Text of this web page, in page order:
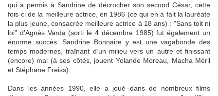
qui a permis à Sandrine de décrocher son second César, cette
fois-ci de la meilleure actrice, en 1986 (ce qui en a fait la lauréate
la plus jeune, consacrée meilleure actrice à 18 ans) : "Sans toit ni
loi" d’Agnès Varda (sorti le 4 décembre 1985) fut également un
énorme succès. Sandrine Bonnaire y est une vagabonde des
temps modernes, traînant d’un milieu vers un autre et finissant
(encore) mal (à ses côtés, jouent Yolande Moreau, Macha Méril
et Stéphane Freiss).
Dans les années 1990, elle a joué dans de nombreux films